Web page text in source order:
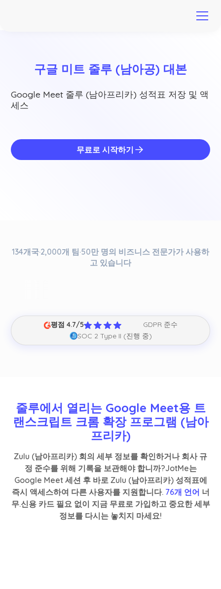
구글 미트 줄루 (남아공) 대본
Google Meet 줄루 (남아프리카) 성적표 저장 및 액
세스
무료로 시작하기
134개국·2,000개 팀·50만 명의 비즈니스 전문가가 사용하
고 있습니다
평점 4.7/5
GDPR 준수
SOC 2 Type II (진행 중)
줄루에서 열리는 Google Meet용 트
랜스크립트 크롬 확장 프로그램 (남아
프리카)
Zulu (남아프리카) 회의 세부 정보를 확인하거나 회사 규
정 준수를 위해 기록을 보관해야 합니까?JotMe는
Google Meet 세션 후 바로 Zulu (남아프리카) 성적표에
즉시 액세스하여 다른 사용자를 지원합니다. 76개 언어 너
무.신용 카드 필요 없이 지금 무료로 가입하고 중요한 세부
정보를 다시는 놓치지 마세요!